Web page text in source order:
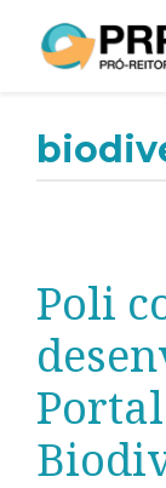
Poli